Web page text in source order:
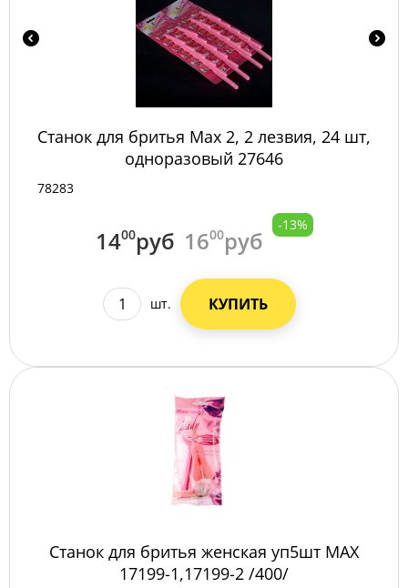
Станок для бритья Max 2, 2 лезвия, 24 шт,
одноразовый 27646
78283
1400руб 1600руб
-13%
шт. КУПИТЬ
Станок для бритья женская уп5шт MAX
17199-1,17199-2 /400/